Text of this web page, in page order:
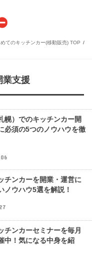
てのキッチンカー(移動販売) TOP
業支援
幌）でのキッチンカー開
必須の5つのノウハウを徹
チンカーを開業・運営に
ノウハウ5選を解説！
チンカーセミナーを毎月
中！気になる中身を紹